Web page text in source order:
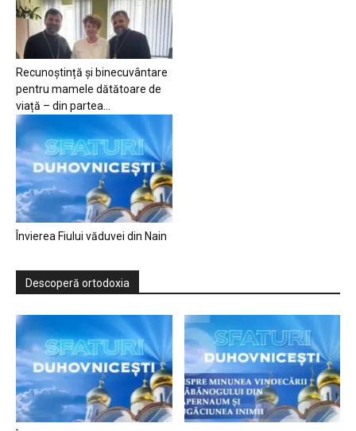
Recunoștință și binecuvântare
pentru mamele dătătoare de
viață – din partea...
Învierea Fiului văduvei din Nain
Descoperă ortodoxia